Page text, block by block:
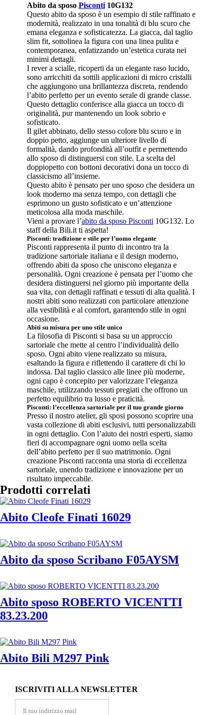
Abito da sposo Pisconti10G132
Questo abito da sposo è un esempio di stile raffinato e
modernità, realizzato in una tonalità di blu scuro che
emana eleganza e sofisticatezza. La giacca, dal taglio
slim fit, sottolinea la figura con una linea pulita e
contemporanea, enfatizzando un’estetica curata nei
minimi dettagli.
I rever a scialle, ricoperti da un elegante raso lucido,
sono arricchiti da sottili applicazioni di micro cristalli
che aggiungono una brillantezza discreta, rendendo
l’abito perfetto per un evento serale di grande classe.
Questo dettaglio conferisce alla giacca un tocco di
originalità, pur mantenendo un look sobrio e
sofisticato.
Il gilet abbinato, dello stesso colore blu scuro e in
doppio petto, aggiunge un ulteriore livello di
formalità, dando profondità all’outfit e permettendo
allo sposo di distinguersi con stile. La scelta del
doppiopetto con bottoni decorativi dona un tocco di
classicismo all’insieme.
Questo abito è pensato per uno sposo che desidera un
look moderno ma senza tempo, con dettagli che
esprimono un gusto sofisticato e un’attenzione
meticolosa alla moda maschile.
Vieni a provare l’abito da sposo Pisconti 10G132. Lo
staff della Bili.it ti aspetta!
Pisconti: tradizione e stile per l’uomo elegante
Pisconti rappresenta il punto di incontro tra la
tradizione sartoriale italiana e il design moderno,
offrendo abiti da sposo che uniscono eleganza e
personalità. Ogni creazione è pensata per l’uomo che
desidera distinguersi nel giorno più importante della
sua vita, con dettagli raffinati e tessuti di alta qualità. I
nostri abiti sono realizzati con particolare attenzione
alla vestibilità e al comfort, garantendo stile in ogni
occasione.
Abiti su misura per uno stile unico
La filosofia di Pisconti si basa su un approccio
sartoriale che mette al centro l’individualità dello
sposo. Ogni abito viene realizzato su misura,
esaltando la figura e riflettendo il carattere di chi lo
indossa. Dal taglio classico alle linee più moderne,
ogni capo è concepito per valorizzare l’eleganza
maschile, utilizzando tessuti pregiati che offrono un
perfetto equilibrio tra lusso e praticità.
Pisconti: l’eccellenza sartoriale per il tuo grande giorno
Presso il nostro atelier, gli sposi possono scoprire una
vasta collezione di abiti esclusivi, tutti personalizzabili
in ogni dettaglio. Con l’aiuto dei nostri esperti, siamo
fieri di accompagnare ogni uomo nella scelta
dell’abito perfetto per il suo matrimonio. Ogni
creazione Pisconti racconta una storia di eccellenza
sartoriale, unendo tradizione e innovazione per un
risultato impeccabile.
Prodotti correlati
Abito Cleofe Finati 16029
Abito da sposo Scribano F05AYSM
Abito sposo ROBERTO VICENTTI
83.23.200
Abito Bili M297 Pink
ISCRIVITI ALLA NEWSLETTER